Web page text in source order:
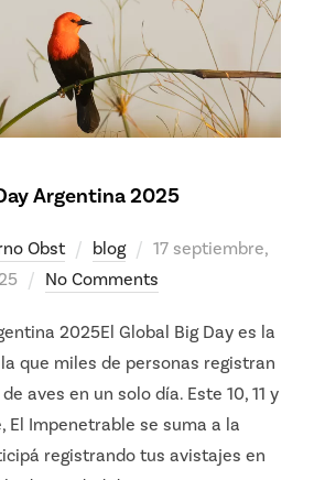
Argentina 2025
Obst blog
Posted
on
17 septiembre,
No Comments
2025El Global Big Day es la
que miles de personas registran
aves en un solo día. Este 10, 11 y
El Impenetrable se suma a la
registrando tus avistajes en